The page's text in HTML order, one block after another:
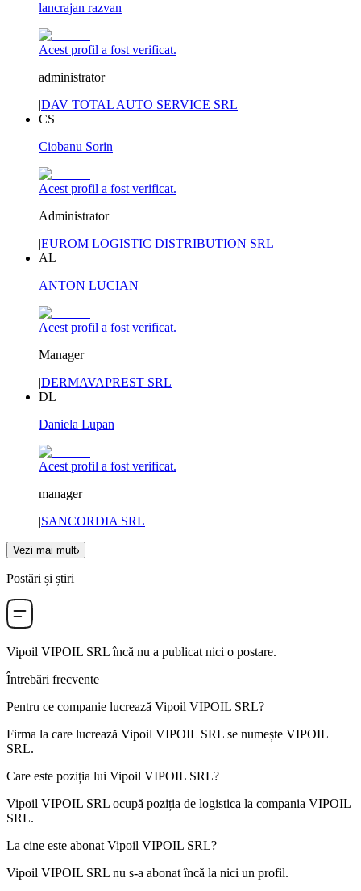
lancrajan razvan
Acest profil a fost verificat.
administrator
|DAV TOTAL AUTO SERVICE SRL
CS
Ciobanu Sorin
Acest profil a fost verificat.
Administrator
|EUROM LOGISTIC DISTRIBUTION SRL
AL
ANTON LUCIAN
Acest profil a fost verificat.
Manager
|DERMAVAPREST SRL
DL
Daniela Lupan
Acest profil a fost verificat.
manager
|SANCORDIA SRL
Vezi mai mult
Postări și știri
Vipoil VIPOIL SRLîncă nu a publicat nici o postare.
Întrebări frecvente
Pentru ce companie lucrează Vipoil VIPOIL SRL?
Firma la care lucrează Vipoil VIPOIL SRL se numește VIPOIL
SRL.
Care este poziția lui Vipoil VIPOIL SRL?
Vipoil VIPOIL SRL ocupă poziția de logistica la compania VIPOIL
SRL.
La cine este abonat Vipoil VIPOIL SRL?
Vipoil VIPOIL SRL nu s-a abonat încă la nici un profil.